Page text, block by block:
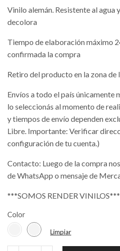
Vinilo alemán. Resistente al agua
decolora
Tiempo de elaboración máximo
confirmada la compra
Retiro del producto en la zona de
Envíos a todo el país únicamente
lo seleccionás al momento de
y tiempos de envío dependen
Libre. Importante: Verificar
configuración de tu cuenta.)
Contacto: Luego de la compra
de WhatsApp o mensaje de
***SOMOS RENDER VINILOS***
Color
Limpiar